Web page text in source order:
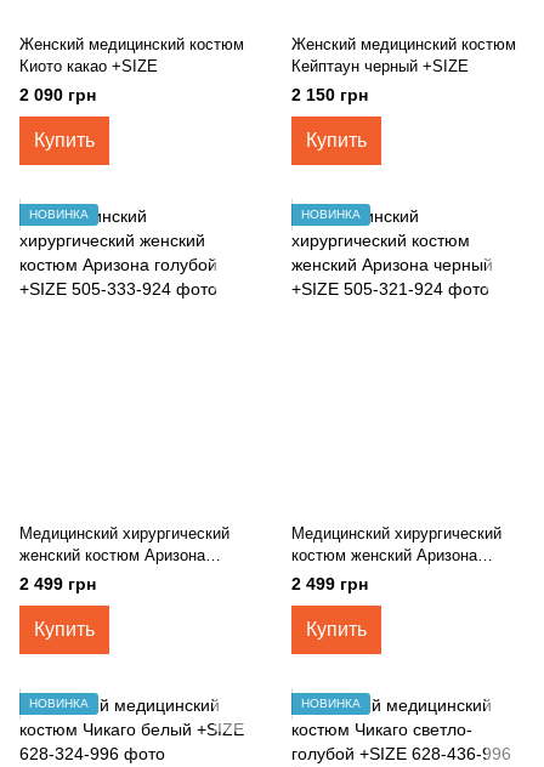
Женский медицинский костюм
Киото какао +SIZE
2 090 грн
Купить
Женский медицинский костюм
Кейптаун черный +SIZE
2 150 грн
Купить
НОВИНКА
Медицинский хирургический
женский костюм Аризона
голубой +SIZE
2 499 грн
Купить
НОВИНКА
Медицинский хирургический
костюм женский Аризона
черный +SIZE
2 499 грн
Купить
НОВИНКА НОВИНКА